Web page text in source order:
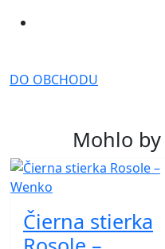
DO OBCHODU
Mohlo
Čierna stierka